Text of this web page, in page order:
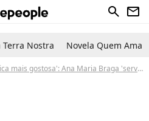
search newsletter
Terra Nostra Novela Quem Ama
Ana Maria Braga 'serve' torta de climão para Gisele Bündchen AO VIVO e cita namorado da modelo, Joaquim Valente